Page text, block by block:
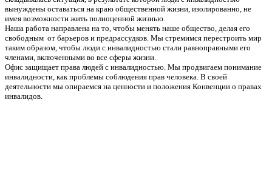
вынуждены оставаться на краю общественной жизни, изолированно, не
имея возможности жить полноценной жизнью.
Наша работа направлена на то, чтобы менять наше общество, делая его
свободным от барьеров и предрассудков. Мы стремимся перестроить мир
таким образом, чтобы люди с инвалидностью стали равноправными его
членами, включенными во все сферы жизни.
Офис защищает права людей с инвалидностью. Мы продвигаем понимание
инвалидности, как проблемы соблюдения прав человека. В своей
деятельности мы опираемся на ценности и положения Конвенции о правах
инвалидов.